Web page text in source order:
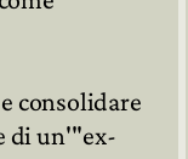
consolidare
di un'"ex-